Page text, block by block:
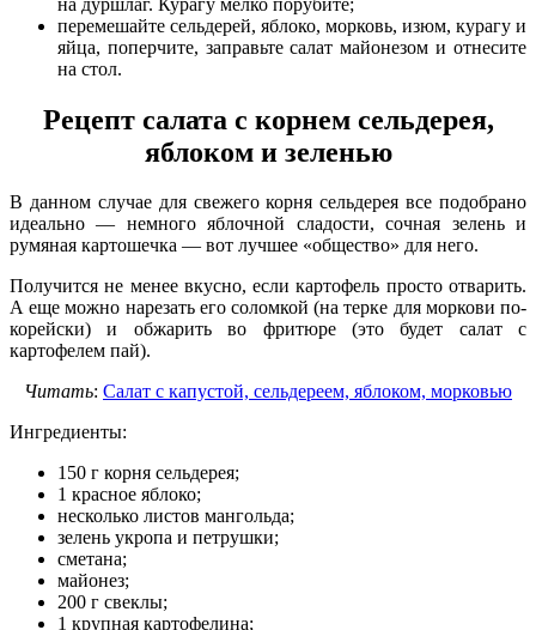
перемешайте сельдерей, яблоко, морковь, изюм, курагу и
яйца, поперчите, заправьте салат майонезом и отнесите
на стол.
Рецепт салата с корнем сельдерея,
яблоком и зеленью
В данном случае для свежего корня сельдерея все подобрано
идеально — немного яблочной сладости, сочная зелень и
румяная картошечка — вот лучшее «общество» для него.
Получится не менее вкусно, если картофель просто отварить.
А еще можно нарезать его соломкой (на терке для моркови по-
корейски) и обжарить во фритюре (это будет салат с
картофелем пай).
Читать: Салат с капустой, сельдереем, яблоком, морковью
Ингредиенты:
150 г корня сельдерея;
1 красное яблоко;
несколько листов мангольда;
зелень укропа и петрушки;
сметана;
майонез;
200 г свеклы;
1 крупная картофелина;